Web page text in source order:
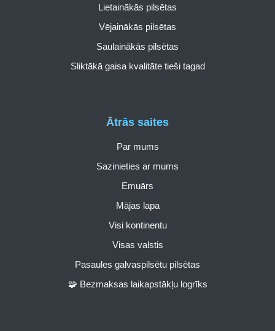
Ātrās saites
Par mums
Sazinieties ar mums
Emuārs
Mājas lapa
Visi kontinentu
Visas valstis
Pasaules galvaspilsētu pilsētas
🧩 Bezmaksas laikapstākļu logrīks
Lietainākās pilsētas
Vējainākās pilsētas
Saulainākās pilsētas
Sliktākā gaisa kvalitāte tieši tagad